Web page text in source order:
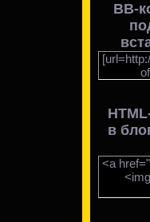
BB-
в
<a